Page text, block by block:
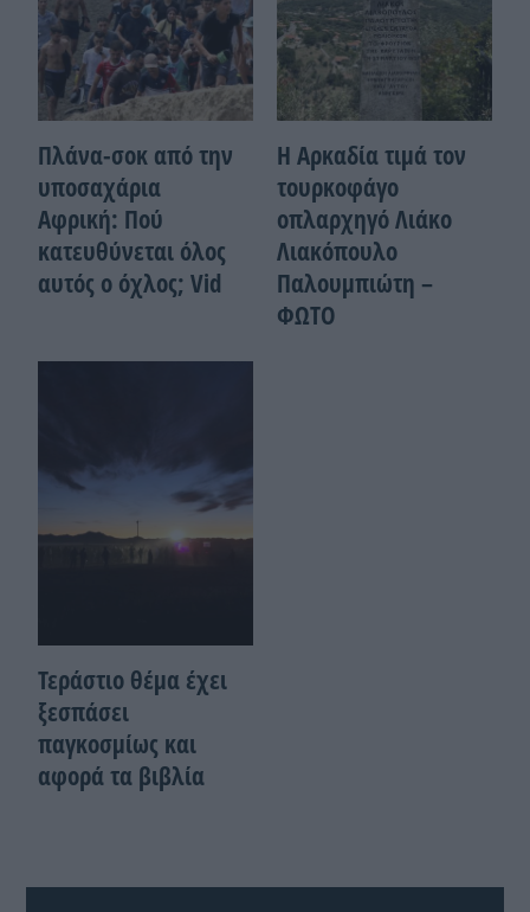
Πλάνα-σοκ από την
υποσαχάρια
Αφρική: Πού
κατευθύνεται όλος
αυτός ο όχλος; Vid
Η Αρκαδία τιμά τον
τουρκοφάγο
οπλαρχηγό Λιάκο
Λιακόπουλο
Παλουμπιώτη –
ΦΩΤΟ
Τεράστιο θέμα έχει
ξεσπάσει
παγκοσμίως και
αφορά τα βιβλία